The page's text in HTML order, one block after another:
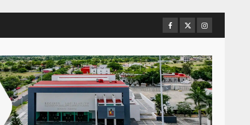
Facebook
TwitterInstagram
animal tras denuncia ciudadana
6
Detienen a Ernesto Ruffo en
Baja California; FGR lo investiga
por presuntos delitos de
delincuencia organizada y
contrabando
16 julio 2026